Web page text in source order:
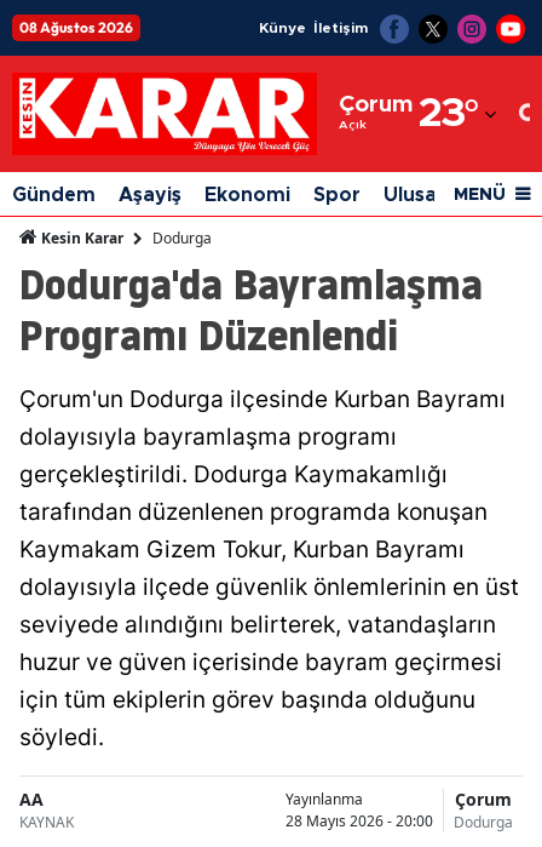
08 Ağustos 2026 Künye İletişim
Çorum
Açık 23°
Adıyaman
Afyonkarahisar
Ağrı
Amasya
Ankara
Aydın
Balıkesir
Bilecik
Bingöl
Bitlis
Bursa
Gündem Aşayiş Ekonomi Spor Ulusal Siyaset
MENÜ
Kesin Karar Dodurga
Dodurga'da Bayramlaşma
Programı Düzenlendi
Çorum'un Dodurga ilçesinde Kurban Bayramı
dolayısıyla bayramlaşma programı
gerçekleştirildi. Dodurga Kaymakamlığı
tarafından düzenlenen programda konuşan
Kaymakam Gizem Tokur, Kurban Bayramı
dolayısıyla ilçede güvenlik önlemlerinin en üst
seviyede alındığını belirterek, vatandaşların
huzur ve güven içerisinde bayram geçirmesi
için tüm ekiplerin görev başında olduğunu
söyledi.
AA
KAYNAK
Yayınlanma
28 Mayıs 2026 - 20:00
Çorum
Dodurga